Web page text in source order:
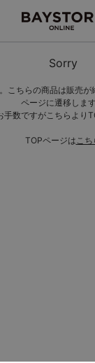
Sorry
こちらの商品は販売
ページに遷移します
数ですがこちらより
TOPページはこち